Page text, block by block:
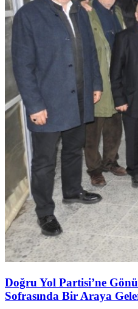
Doğru Yol Partisi’ne
Sofrasında Bir Araya